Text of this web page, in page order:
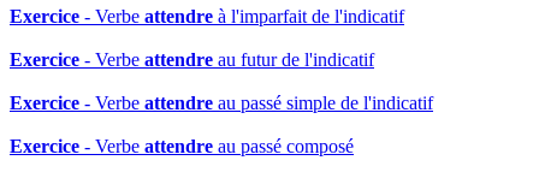
Exercice - Verbe attendre à l'imparfait de l'indicatif
Exercice - Verbe attendre au futur de l'indicatif
Exercice - Verbe attendre au passé simple de l'indicatif
Exercice - Verbe attendre au passé composé